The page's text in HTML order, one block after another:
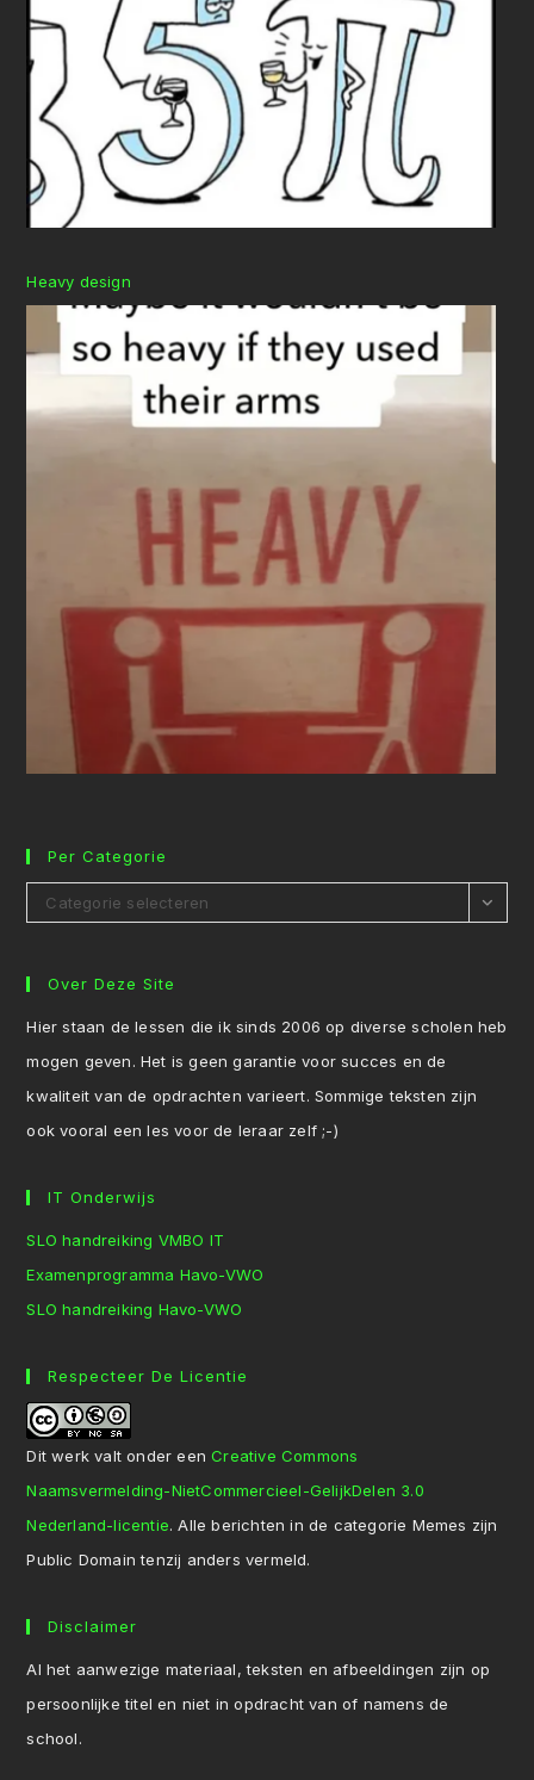
Heavy design
Per Categorie
PerCategorie selecteren
Over Deze Site
Hier staan de lessen die ik sinds 2006 op diverse scholen heb
mogen geven. Het is geen garantie voor succes en de
kwaliteit van de opdrachten varieert. Sommige teksten zijn
ook vooral een les voor de leraar zelf ;-)
IT Onderwijs
SLO handreiking VMBO IT
Examenprogramma Havo-VWO
SLO handreiking Havo-VWO
Respecteer De Licentie
Dit werk valt onder eenCreative Commons
Naamsvermelding-NietCommercieel-GelijkDelen 3.0
Nederland-licentie. Alle berichten in de categorie Memes zijn
Public Domain tenzij anders vermeld.
Disclaimer
Al het aanwezige materiaal, teksten en afbeeldingen zijn op
persoonlijke titel en niet in opdracht van of namens de
school.